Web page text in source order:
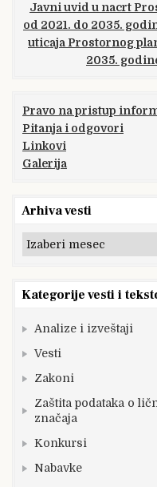
Javni uvid u nacrt
od 2021. do 2035.
uticaja Prostornog
2035.
Pravo na pristup
Pitanja i odgovori
Linkovi
Galerija
Arhiva vesti
Arhiva
vesti
Kategorije vesti i
Analize i izveštaji
Vesti
Zakoni
Zaštita podataka o
značaja
Konkursi
Nabavke